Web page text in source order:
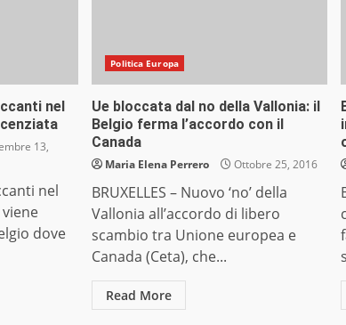
nel
13,
nel
dove
Politica Europa
Ue bloccata dal no della Vallonia: il
Belgio ferma l’accordo con il
Canada
Maria Elena Perrero Ottobre 25, 2016
BRUXELLES – Nuovo ‘no’ della
Vallonia all’accordo di libero
scambio tra Unione europea e
Canada (Ceta), che...
Read More